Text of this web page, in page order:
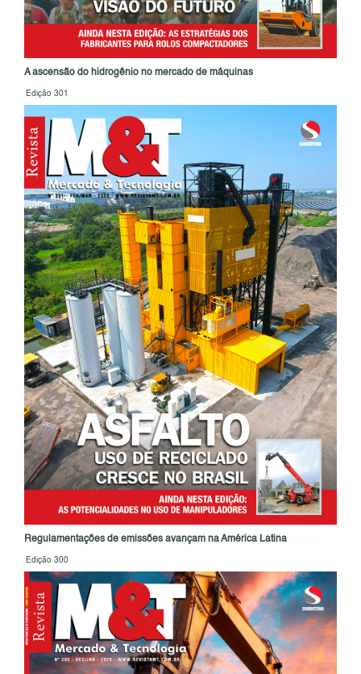
A ascensão do hidrogênio no mercado de máquinas
Edição 301
Regulamentações de emissões avançam na América Latina
Edição 300